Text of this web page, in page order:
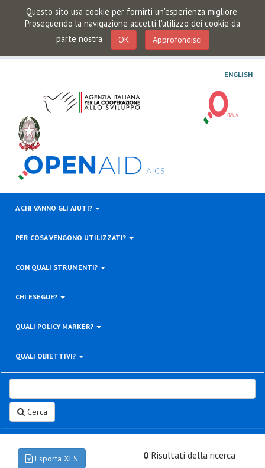
Questo sito usa cookie per fornirti un'esperienza migliore.
Proseguendo la navigazione accetti l'utilizzo dei cookie da
parte nostra
OK Approfondisci
ENGLISH
A CHI VANNO GLI AIUTI?
PER COSA VENGONO UTILIZZATI?
CON QUALI STRUMENTI?
CHI ESEGUE?
QUALI POLICY MARKER?
QUALI OBIETTIVI?
Cerca
Esporta XLS 0 Risultati della ricerca